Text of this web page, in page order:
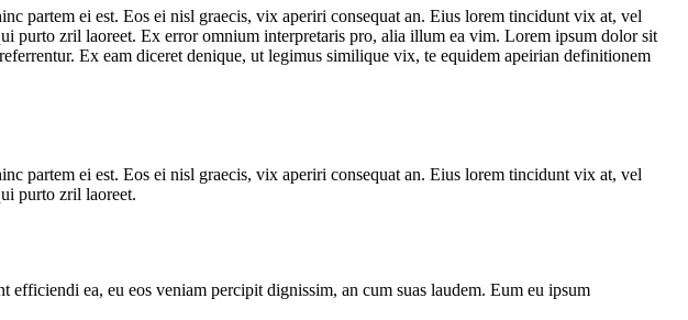
partem ei est. Eos ei nisl graecis, vix aperiri consequat an. Eius lorem tincidunt vix at, vel
purto zril laoreet. Ex error omnium interpretaris pro, alia illum ea vim. Lorem ipsum dolor sit
Ex eam diceret denique, ut legimus similique vix, te equidem apeirian definitionem
partem ei est. Eos ei nisl graecis, vix aperiri consequat an. Eius lorem tincidunt vix at, vel
purto zril laoreet.
ea, eu eos veniam percipit dignissim, an cum suas laudem. Eum eu ipsum